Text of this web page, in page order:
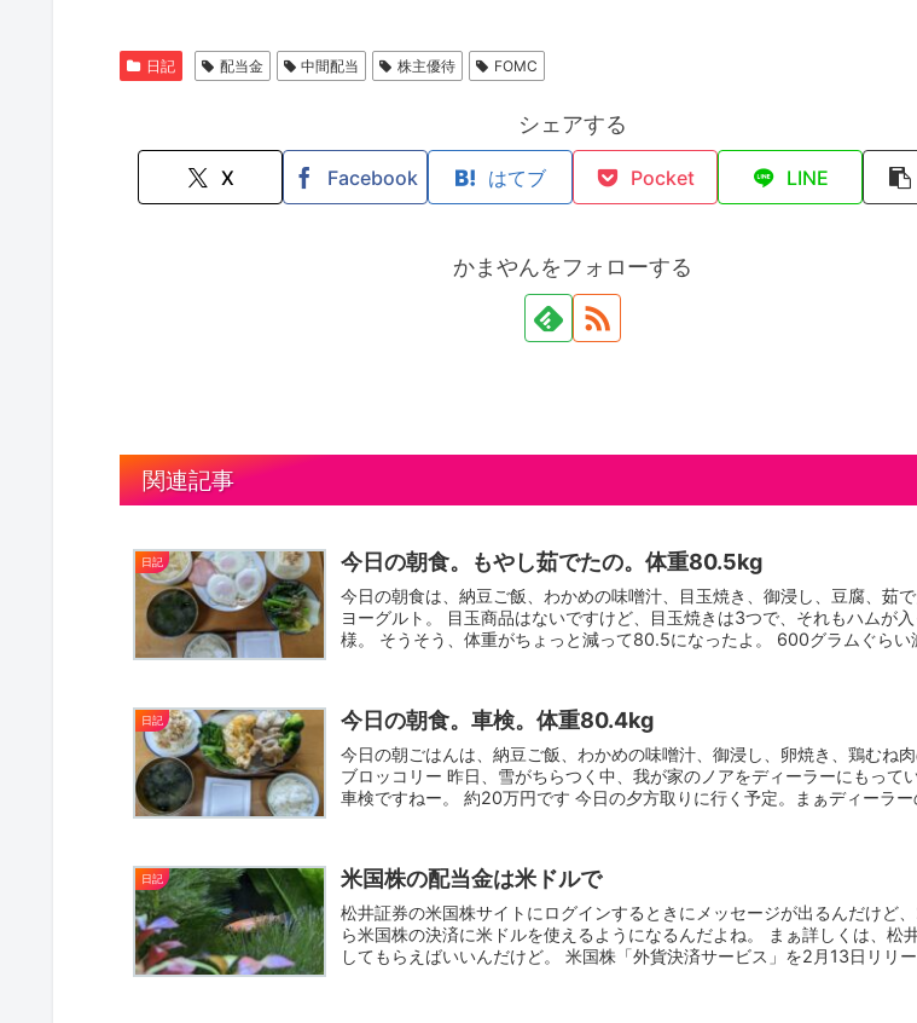
日記 配当金 中間配当 株主優待 FOMC
シェアする
X Facebook はてブ Pocket LINE
かまやんをフォローする
関連記事
日記 今日の朝食。もやし茹でたの。体重80.5kg
今日の朝食は、納豆ご飯、わかめの味噌汁、目玉焼き、御浸し、豆腐、茹で
ヨーグルト。 目玉商品はないですけど、目玉焼きは3つで、それもハムが
様。 そうそう、体重がちょっと減って80.5になったよ。 600グラムぐらい
日記 今日の朝食。車検。体重80.4kg
今日の朝ごはんは、納豆ご飯、わかめの味噌汁、御浸し、卵焼き、鶏むね肉
ブロッコリー 昨日、雪がちらつく中、我が家のノアをディーラーにもってい
車検ですねー。 約20万円です 今日の夕方取りに行く予定。まぁディーラ
日記 米国株の配当金は米ドルで
松井証券の米国株サイトにログインするときにメッセージが出るんだけど
ら米国株の決済に米ドルを使えるようになるんだよね。 まぁ詳しくは、松
してもらえばいいんだけど。 米国株「外貨決済サービス」を2月13日リリ